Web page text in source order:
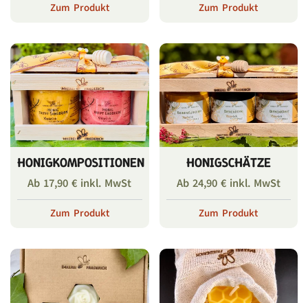
Zum Produkt Zum Produkt
HONIGKOMPOSITIONEN
Ab 17,90€ inkl. MwSt
Zum Produkt
HONIGSCHÄTZE
Ab 24,90 €inkl. MwSt
Zum Produkt